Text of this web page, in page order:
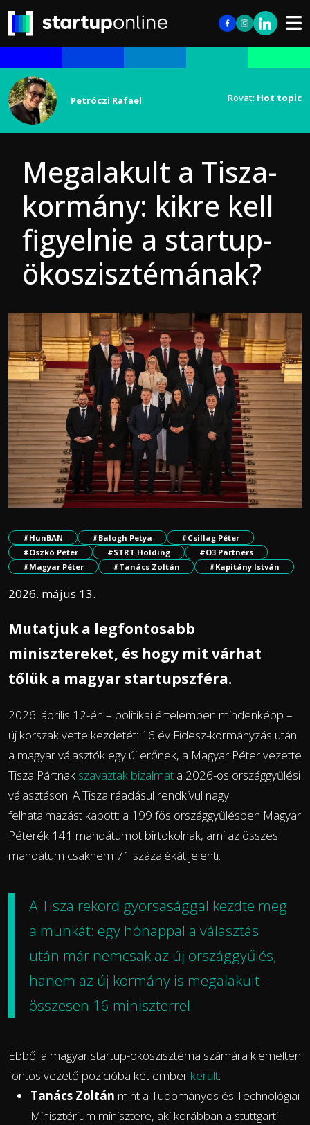
Petróczi Rafael Rovat: Hot topic
Megalakult a Tisza-
kormány: kikre kell
figyelnie a startup-
ökoszisztémának?
#HunBAN #Balogh Petya
#Csillag Péter
#Oszkó Péter
#STRT Holding
#O3 Partners
#Magyar Péter
#Tanács Zoltán #Kapitány István
2026. május 13.
Mutatjuk a legfontosabb
minisztereket, és hogy mit várhat
tőlük a magyar startupszféra.
2026. április 12-én – politikai értelemben mindenképp –
új korszak vette kezdetét: 16 év Fidesz-kormányzás után
a magyar választók egy új erőnek, a Magyar Péter vezette
Tisza Pártnak szavaztak bizalmat a 2026-os országgyűlési
választáson. A Tisza ráadásul rendkívül nagy
felhatalmazást kapott: a 199 fős országgyűlésben Magyar
Péterék 141 mandátumot birtokolnak, ami az összes
mandátum csaknem 71 százalékát jelenti.
A Tisza rekord gyorsasággal kezdte meg
a munkát: egy hónappal a választás
után már nemcsak az új országgyűlés,
hanem az új kormány is megalakult –
összesen 16 miniszterrel.
Ebből a magyar startup-ökoszisztéma számára kiemelten
fontos vezető pozícióba két ember került:
Tanács Zoltán mint a Tudományos és Technológiai
Minisztérium minisztere, aki korábban a stuttgarti